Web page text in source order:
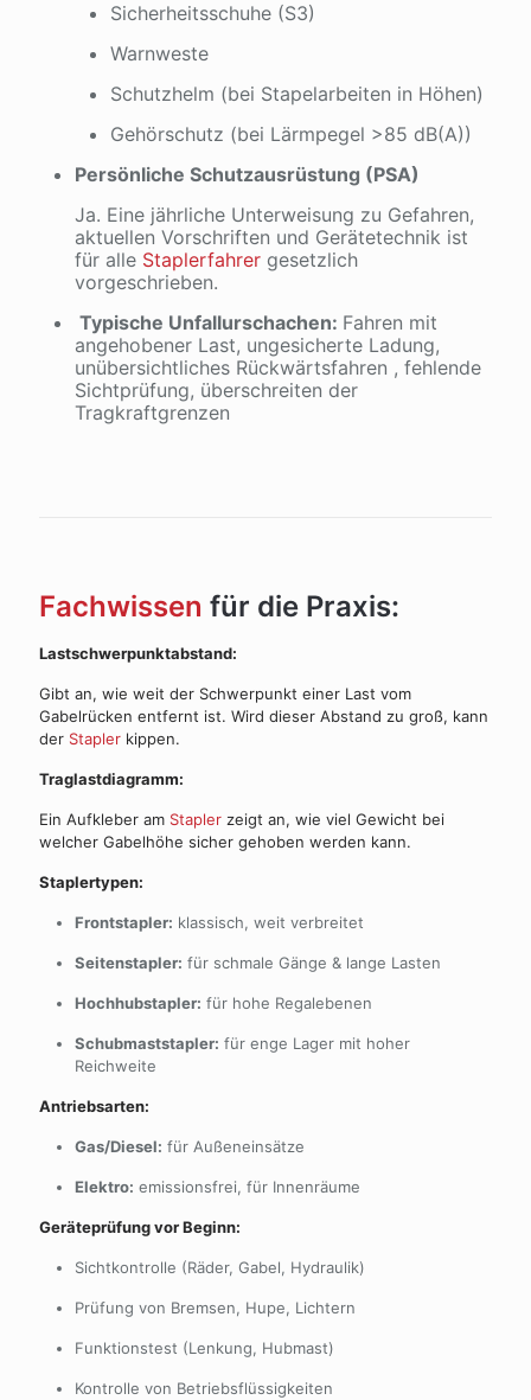
Sicherheitsschuhe (S3)
Warnweste
Schutzhelm (bei Stapelarbeiten in Höhen)
Gehörschutz (bei Lärmpegel >85 dB(A))
Persönliche Schutzausrüstung (PSA)
Ja. Eine jährliche Unterweisung zu Gefahren,
aktuellen Vorschriften und Gerätetechnik ist
für alle Staplerfahrer gesetzlich
vorgeschrieben.
Typische Unfallurschachen: Fahren mit
angehobener Last, ungesicherte Ladung,
unübersichtliches Rückwärtsfahren , fehlende
Sichtprüfung, überschreiten der
Tragkraftgrenzen
Fachwissen für die Praxis:
Lastschwerpunktabstand:
Gibt an, wie weit der Schwerpunkt einer Last vom
Gabelrücken entfernt ist. Wird dieser Abstand zu groß, kann
der Stapler kippen.
Traglastdiagramm:
Ein Aufkleber am Stapler zeigt an, wie viel Gewicht bei
welcher Gabelhöhe sicher gehoben werden kann.
Staplertypen:
Frontstapler: klassisch, weit verbreitet
Seitenstapler: für schmale Gänge & lange Lasten
Hochhubstapler: für hohe Regalebenen
Schubmaststapler: für enge Lager mit hoher
Reichweite
Antriebsarten:
Gas/Diesel: für Außeneinsätze
Elektro: emissionsfrei, für Innenräume
Geräteprüfung vor Beginn:
Sichtkontrolle (Räder, Gabel, Hydraulik)
Prüfung von Bremsen, Hupe, Lichtern
Funktionstest (Lenkung, Hubmast)
Kontrolle von Betriebsflüssigkeiten